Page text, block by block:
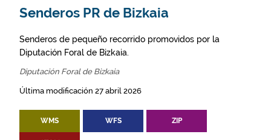
Senderos PR de Bizkaia
Senderos de pequeño recorrido promovidos por la
Diputación Foral de Bizkaia.
Diputación Foral de Bizkaia
Última modificación 27 abril 2026
WMS WFS ZIP